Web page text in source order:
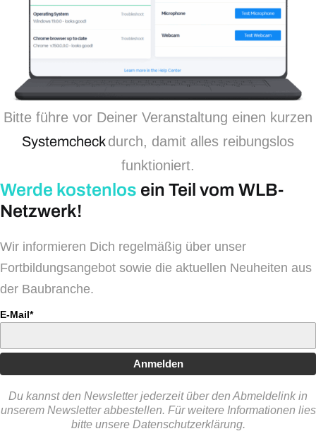
Bitte führe vor Deiner Veranstaltung einen kurzen
Systemcheckdurch, damit alles reibungslos
funktioniert.
Werde kostenlos ein Teil vom WLB-
Netzwerk!
Wir informieren Dich regelmäßig über unser
Fortbildungsangebot sowie die aktuellen Neuheiten aus
der Baubranche.
E-Mail*
Anmelden
Du kannst den Newsletter jederzeit über den Abmeldelink in
unserem Newsletter abbestellen. Für weitere Informationen lies
bitte unsere Datenschutzerklärung.